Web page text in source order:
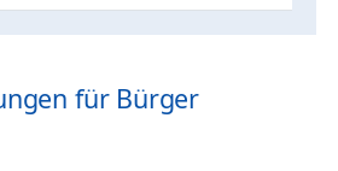
für Bürger